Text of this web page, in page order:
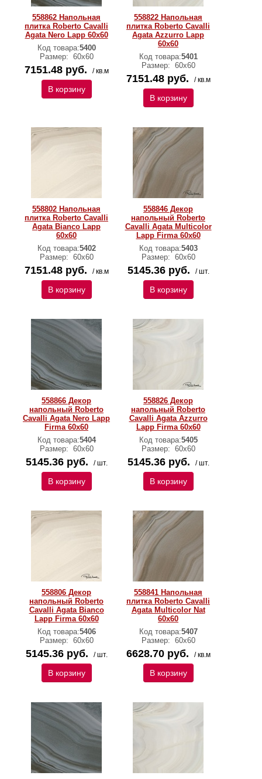
558862 Напольная
плитка Roberto Cavalli
Agata Nero Lapp 60x60
Код товара:5400
Размер: 60х60
7151.48 руб. / кв.м
В корзину
558822 Напольная
плитка Roberto Cavalli
Agata Azzurro Lapp
60x60
Код товара:5401
Размер: 60х60
7151.48 руб. / кв.м
В корзину
558802 Напольная
плитка Roberto Cavalli
Agata Bianco Lapp
60x60
Код товара:5402
Размер: 60х60
7151.48 руб. / кв.м
В корзину
558846 Декор
напольный Roberto
Cavalli Agata Multicolor
Lapp Firma 60x60
Код товара:5403
Размер: 60х60
5145.36 руб. / шт.
В корзину
558866 Декор
напольный Roberto
Cavalli Agata Nero Lapp
Firma 60x60
Код товара:5404
Размер: 60х60
5145.36 руб. / шт.
В корзину
558826 Декор
напольный Roberto
Cavalli Agata Azzurro
Lapp Firma 60x60
Код товара:5405
Размер: 60х60
5145.36 руб. / шт.
В корзину
558806 Декор
напольный Roberto
Cavalli Agata Bianco
Lapp Firma 60x60
Код товара:5406
Размер: 60х60
5145.36 руб. / шт.
В корзину
558841 Напольная
плитка Roberto Cavalli
Agata Multicolor Nat
60x60
Код товара:5407
Размер: 60х60
6628.70 руб. / кв.м
В корзину